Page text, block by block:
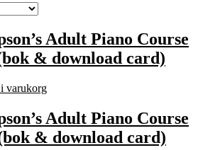
Adult Piano Course
& download card)
varukorg
Adult Piano Course
& download card)